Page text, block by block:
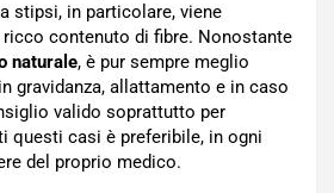
stipsi, in particolare, viene
contenuto di fibre. Nonostante
naturale, è pur sempre meglio
gravidanza, allattamento e in caso
valido soprattutto per
questi casi è preferibile, in ogni
del proprio medico.